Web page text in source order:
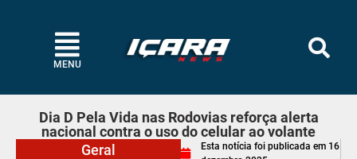
MENU
Dia D Pela Vida nas Rodovias reforça alerta
nacional contra o uso do celular ao volante
Geral
Esta notícia foi publicada em 16